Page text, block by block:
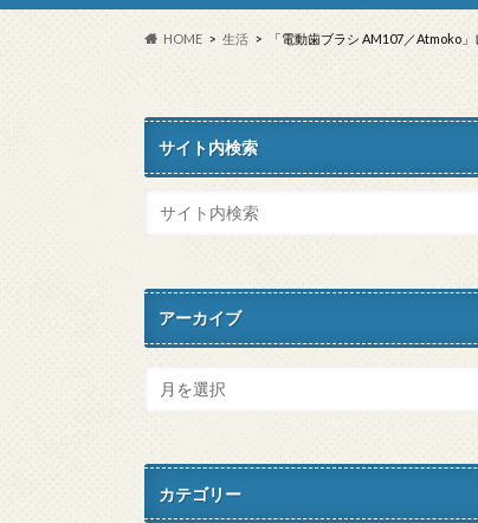
HOME 生活 「電動歯ブラシ AM107／Atmoko
サイト内検索
アーカイブ
カテゴリー